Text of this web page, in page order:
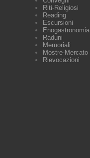
Riti-Religiosi
Reading
Escursioni
Enogastronomia
Raduni
Memoriali
Mostre-Mercato
Rievocazioni